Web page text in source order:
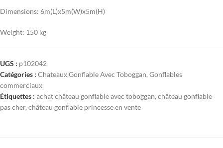
Dimensions: 6m(L)x5m(W)x5m(H)
Weight: 150 kg
UGS : p102042
Catégories : Chateaux Gonflable Avec Toboggan,Gonflables
commerciaux
Étiquettes : achat château gonflable avec toboggan,château gonflable
pas cher,château gonflable princesse en vente